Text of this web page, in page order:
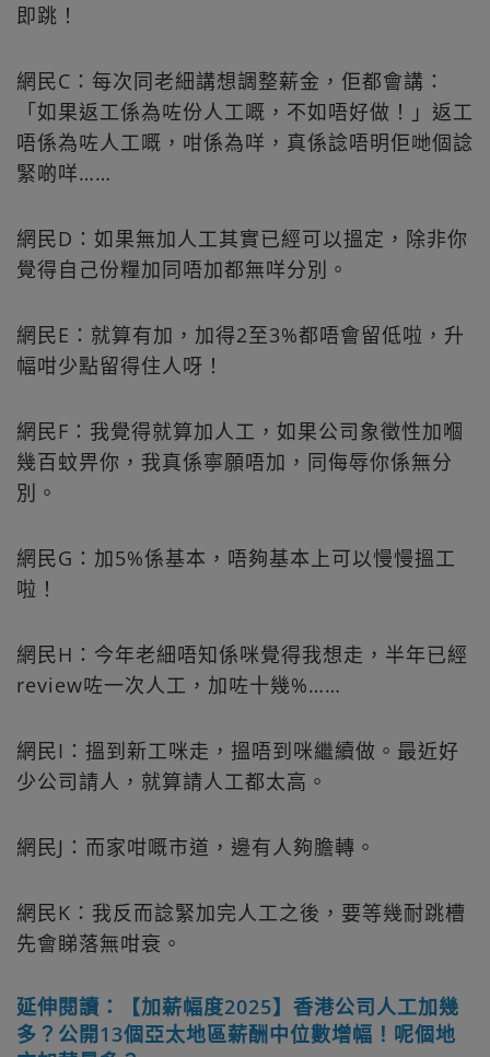
即跳！
網民C：每次同老細講想調整薪金，佢都會講：
「如果返工係為咗份人工嘅，不如唔好做！」返工
唔係為咗人工嘅，咁係為咩，真係諗唔明佢哋個諗
緊啲咩……
網民D：如果無加人工其實已經可以搵定，除非你
覺得自己份糧加同唔加都無咩分別。
網民E：就算有加，加得2至3%都唔會留低啦，升
幅咁少點留得住人呀！
網民F：我覺得就算加人工，如果公司象徵性加嗰
幾百蚊畀你，我真係寧願唔加，同侮辱你係無分
別。
網民G：加5%係基本，唔夠基本上可以慢慢搵工
啦！
網民H：今年老細唔知係咪覺得我想走，半年已經
review咗一次人工，加咗十幾%……
網民I：搵到新工咪走，搵唔到咪繼續做。最近好
少公司請人，就算請人工都太高。
網民J：而家咁嘅市道，邊有人夠膽轉。
網民K：我反而諗緊加完人工之後，要等幾耐跳槽
先會睇落無咁衰。
延伸閱讀：【加薪幅度2025】香港公司人工加幾
多？公開13個亞太地區薪酬中位數增幅！呢個地